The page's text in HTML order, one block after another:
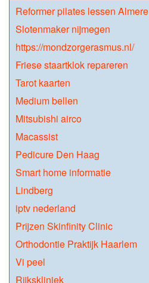
Reformer pilates lessen Almere
Slotenmaker nijmegen
https://mondzorgerasmus.nl/
Friese staartklok repareren
Tarot kaarten
Medium bellen
Mitsubishi airco
Macassist
Pedicure Den Haag
Smart home informatie
Lindberg
iptv nederland
Prijzen Skinfinity Clinic
Orthodontie Praktijk Haarlem
Vi peel
Rijkskliniek